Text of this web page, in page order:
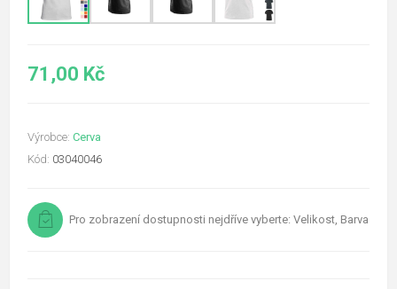
71,00 Kč
Výrobce: Cerva
Kód: 03040046
Pro zobrazení dostupnosti nejdříve vyberte: Velikost, Barva